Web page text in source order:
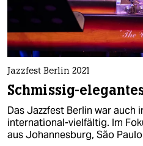
Jazzfest Berlin 2021
Schmissig-
Das Jazzfest Berlin war auch
international-vielfältig. Im
aus Johannesburg, São